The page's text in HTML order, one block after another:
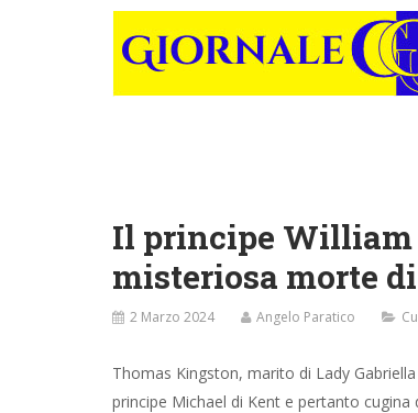
Il principe William
misteriosa morte
2 Marzo 2024 Angelo Paratico
Thomas Kingston, marito di Lady
principe Michael di Kent e pertanto cugina